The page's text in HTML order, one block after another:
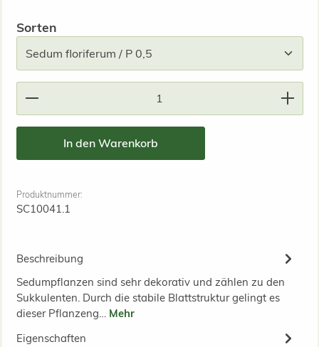
Sortenauswählen
Produkt Anzahl: Gib den gewünschten Wert ein
In den Warenkorb
Produktnummer:
SC10041.1
Beschreibung
Sedumpflanzen sind sehr dekorativ und zählen zu den
Sukkulenten. Durch die stabile Blattstruktur gelingt es
dieser Pflanzeng… Mehr
Eigenschaften